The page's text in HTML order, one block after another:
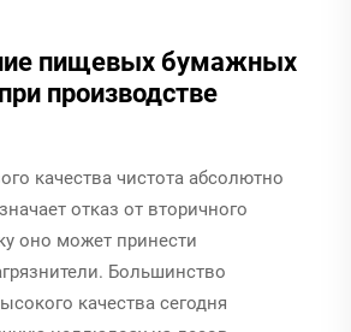
пищевых бумажных
производстве
качества чистота абсолютно
отказ от вторичного
оно может принести
Большинство
качества сегодня